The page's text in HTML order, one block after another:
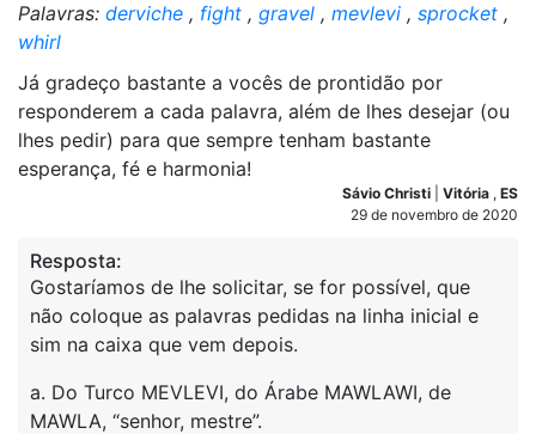
Palavras: derviche , fight , gravel , mevlevi , sprocket ,
whirl
Já gradeço bastante a vocês de prontidão por
responderem a cada palavra, além de lhes desejar (ou
lhes pedir) para que sempre tenham bastante
esperança, fé e harmonia!
Sávio Christi Vitória , ES
29 de novembro de 2020
Resposta:
Gostaríamos de lhe solicitar, se for possível, que
não coloque as palavras pedidas na linha inicial e
sim na caixa que vem depois.
a. Do Turco MEVLEVI, do Árabe MAWLAWI, de
MAWLA, “senhor, mestre”.